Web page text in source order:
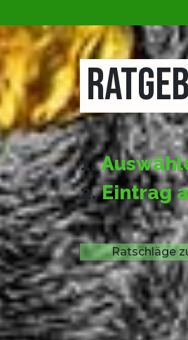
1.
2.Eintrag
Ratschläge